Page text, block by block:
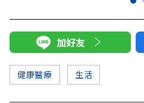
加好友
健康醫療 生活